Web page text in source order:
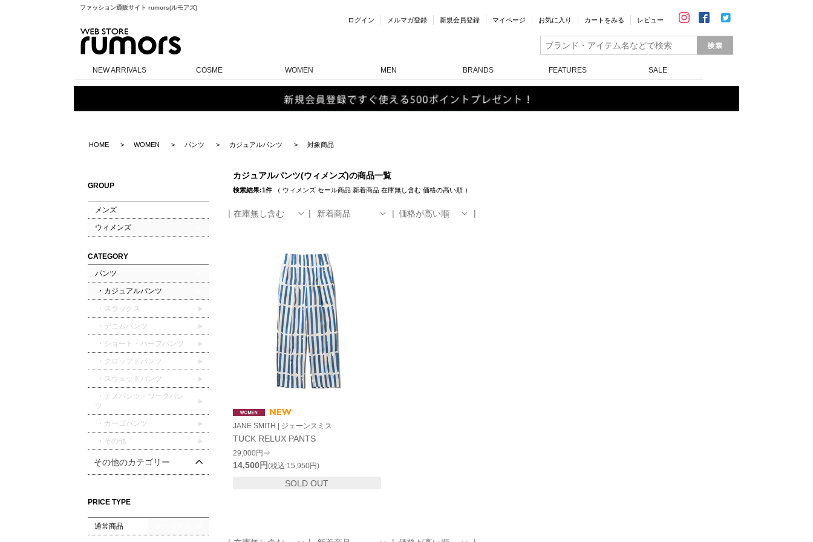
ファッション通販サイト rumors(ルモアズ)
ログイン メルマガ登録 新規会員登録 マイページ お気に入り カートをみる レビュー
NEW ARRIVALS COSME WOMEN MEN BRANDS FEATURES SALE
HOME WOMEN パンツ カジュアルパンツ 対象商品
GROUP
メンズ
ウィメンズ
CATEGORY
パンツ
・カジュアルパンツ
・スラックス
・デニムパンツ
・ショート・ハーフパンツ
・クロップドパンツ
・スウェットパンツ
・チノパンツ・ワークパン
ツ
・カーゴパンツ
・その他
その他のカテゴリー
PRICE TYPE
通常商品
カジュアルパンツ(ウィメンズ)の商品一覧
検索結果:1件（ ウィメンズ セール商品 新着商品 在庫無し含む 価格の高い順）
在庫無し含む 新着商品 価格が高い順
JANE SMITH | ジェーンスミス
TUCK RELUX PANTS
29,000円⇒
14,500円(税込:15,950円)
SOLD OUT